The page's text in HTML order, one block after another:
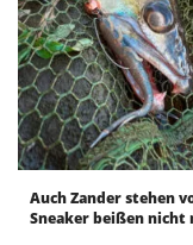
Auch Zander stehen
Sneaker beißen nicht